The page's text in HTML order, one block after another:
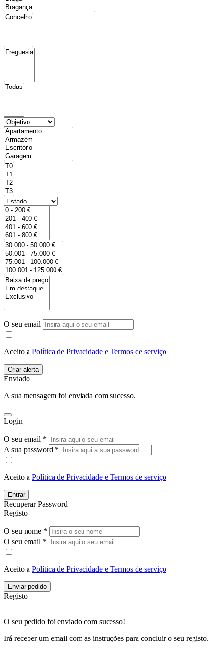
O seu email
Aceito a Política de Privacidade e Termos de serviço
Enviado
A sua mensagem foi enviada com sucesso.
Login
O seu email *
A sua password *
Aceito a Política de Privacidade e Termos de serviço
Entrar
Recuperar Password
Registo
O seu nome *
O seu email *
Aceito a Política de Privacidade e Termos de serviço
Enviar pedido
Registo
O seu pedido foi enviado com sucesso!
Irá receber um email com as instruções para concluir o seu registo.